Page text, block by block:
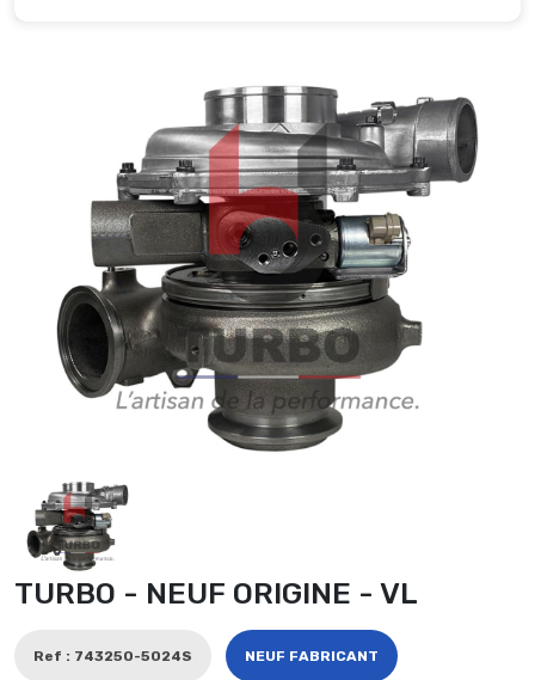
TURBO - NEUF ORIGINE - VL
Ref : 743250-5024S NEUF FABRICANT